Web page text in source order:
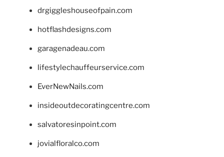
drgiggleshouseofpain.com
hotflashdesigns.com
garagenadeau.com
lifestylechauffeurservice.com
EverNewNails.com
insideoutdecoratingcentre.com
salvatoresinpoint.com
jovialfloralco.com